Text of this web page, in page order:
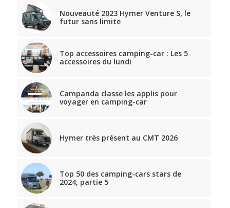
Nouveauté 2023 Hymer Venture S, le
futur sans limite
Top accessoires camping-car : Les 5
accessoires du lundi
Campanda classe les applis pour
voyager en camping-car
Hymer très présent au CMT 2026
Top 50 des camping-cars stars de
2024, partie 5